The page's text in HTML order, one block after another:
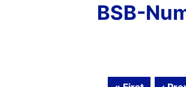
BSB-